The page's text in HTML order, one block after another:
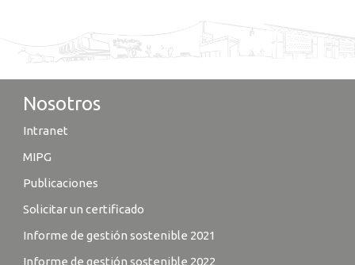
Nosotros
Intranet
MIPG
Publicaciones
Solicitar un certificado
Informe de gestión sostenible 2021
Informe de gestión sostenible 2022